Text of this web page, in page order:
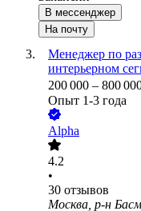
В мессенджер
На почту
Менеджер по
интерьерном
200 000 – 800
Опыт 1-3 года
Alpha
4.2
•
30 отзывов
Москва, р-н